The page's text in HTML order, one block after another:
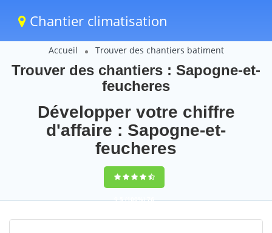
Chantier climatisation
Accueil Trouver des chantiers batiment
Trouver des chantiers : Sapogne-et-
feucheres
Développer votre chiffre
d'affaire : Sapogne-et-
feucheres
9,5(100%)76
votes